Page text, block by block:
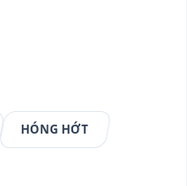
HÓNG HỚT